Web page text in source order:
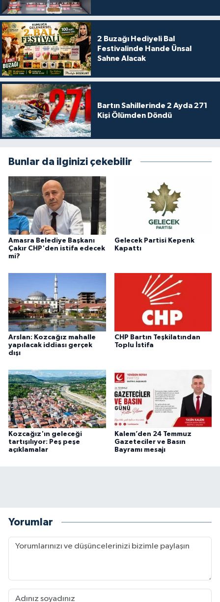
2 Buzağı Hediyeli Bal
Festivalinde Hande Ünsal
Sahne Alacak
Bartın Sahillerinde 2 Ayda 271
Kişi Ölümden Döndü
Bunlar da ilginizi çekebilir
Amasra Belediye Başkanı
Çakır CHP'den istifa edecek
mi?
Gelecek Partisi Kepenk
Kapattı
Arslan: Kozcağız mahalle
yapılacak iddiası gerçek
dışı
CHP Bartın Teşkilatından
Toplu İstifa
Kozcağız'ın geleceği
tartışılıyor: Peş peşe
açıklamalar
Kalem’den 24 Temmuz
Gazeteciler ve Basın
Bayramı mesajı
Yorumlar